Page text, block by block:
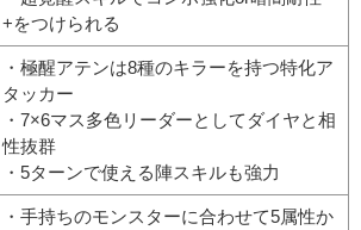
+をつけられる
・極醒アテンは8種のキラーを持つ特化ア
タッカー
・7×6マス多色リーダーとしてダイヤと相
性抜群
・5ターンで使える陣スキルも強力
・手持ちのモンスターに合わせて5属性か